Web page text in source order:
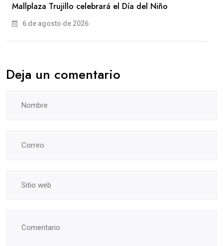
Mallplaza Trujillo celebrará el Día del Niño
6 de agosto de 2026
Deja un comentario